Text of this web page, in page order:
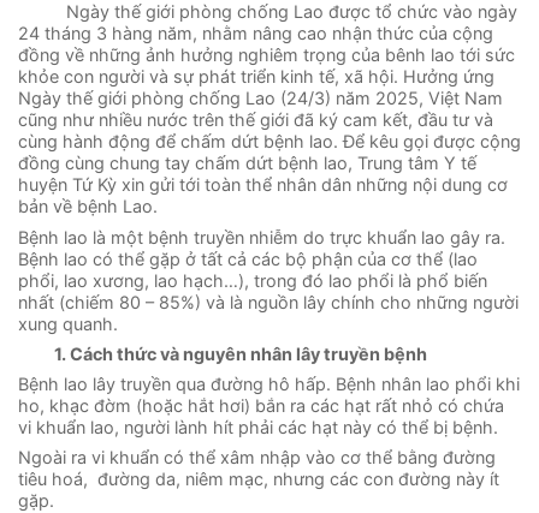
Ngày thế giới phòng chống Lao được tổ chức vào ngày
24 tháng 3 hàng năm, nhằm nâng cao nhận thức của cộng
đồng về những ảnh hưởng nghiêm trọng của bênh lao tới sức
khỏe con người và sự phát triển kinh tế, xã hội. Hưởng ứng
Ngày thế giới phòng chống Lao (24/3) năm 2025, Việt Nam
cũng như nhiều nước trên thế giới đã ký cam kết, đầu tư và
cùng hành động để chấm dứt bệnh lao. Để kêu gọi được cộng
đồng cùng chung tay chấm dứt bệnh lao, Trung tâm Y tế
huyện Tứ Kỳ xin gửi tới toàn thể nhân dân những nội dung cơ
bản về bệnh Lao.
Bệnh lao là một bệnh truyền nhiễm do trực khuẩn lao gây ra.
Bệnh lao có thể gặp ở tất cả các bộ phận của cơ thể (lao
phổi, lao xương, lao hạch…), trong đó lao phổi là phổ biến
nhất (chiếm 80 – 85%) và là nguồn lây chính cho những người
xung quanh.
1. Cách thức và nguyên nhân lây truyền bệnh
Bệnh lao lây truyền qua đường hô hấp. Bệnh nhân lao phổi khi
ho, khạc đờm (hoặc hắt hơi) bắn ra các hạt rất nhỏ có chứa
vi khuẩn lao, người lành hít phải các hạt này có thể bị bệnh.
Ngoài ra vi khuẩn có thể xâm nhập vào cơ thể bằng đường
tiêu hoá, đường da, niêm mạc, nhưng các con đường này ít
gặp.